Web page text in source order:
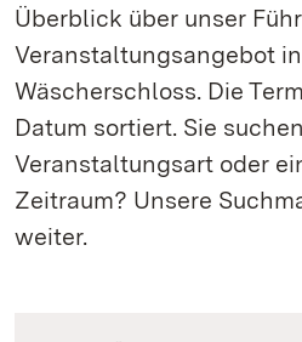
Überblick über unser
Veranstaltungsangebot
Wäscherschloss. Die
Datum sortiert. Sie
Veranstaltungsart oder
Zeitraum? Unsere
weiter.